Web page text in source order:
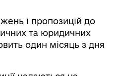
і пропозицій до
та юридичних
один місяць з дня